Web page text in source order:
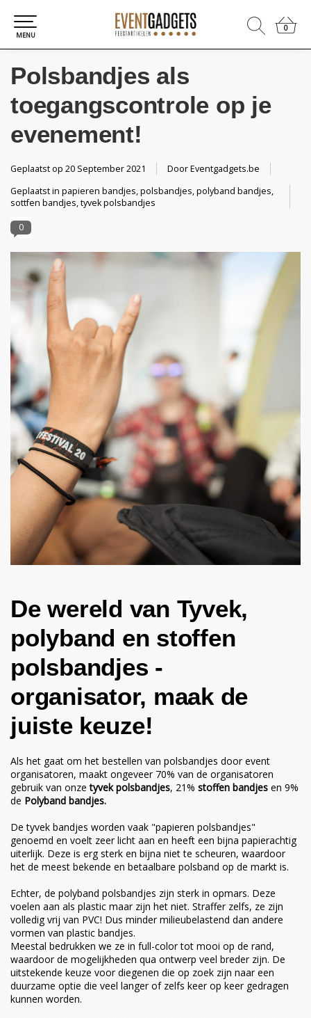
0
0
MENU
Polsbandjes als
toegangscontrole op je
evenement!
Geplaatst op 20 September 2021
Door Eventgadgets.be
Geplaatst in papieren bandjes,polsbandjes,polyband bandjes,
sottfen bandjes,tyvek polsbandjes
0
De wereld van Tyvek,
polyband en stoffen
polsbandjes -
organisator, maak de
juiste keuze!
Als het gaat om het bestellen van polsbandjes door event
organisatoren, maakt ongeveer 70% van de organisatoren
gebruik van onzetyvek polsbandjes, 21% stoffen bandjes en 9%
de Polyband bandjes.
De tyvek bandjes worden vaak "papieren polsbandjes"
genoemd en voelt zeer licht aan en heeft een bijna papierachtig
uiterlijk. Deze is erg sterk en bijna niet te scheuren, waardoor
het de meest bekende en betaalbare polsband op de markt is.
Echter, de polyband polsbandjes zijn sterk in opmars. Deze
voelen aan als plastic maar zijn het niet. Straffer zelfs, ze zijn
volledig vrij van PVC! Dus minder milieubelastend dan andere
vormen van plastic bandjes.
Meestal bedrukken we ze in full-color tot mooi op de rand,
waardoor de mogelijkheden qua ontwerp veel breder zijn. De
uitstekende keuze voor diegenen die op zoek zijn naar een
duurzame optie die veel langer of zelfs keer op keer gedragen
kunnen worden.